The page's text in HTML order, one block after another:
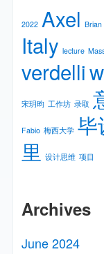
2022 Axel Brian
Italy lecture
verdelli
宋玥昀 工作坊 录取
Fabio 梅⻄⼤学 毕
里
设计思维 项目
Archives
June 2024